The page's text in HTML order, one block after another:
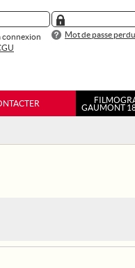
connexion
Mot de passe perdu
GAUMONT